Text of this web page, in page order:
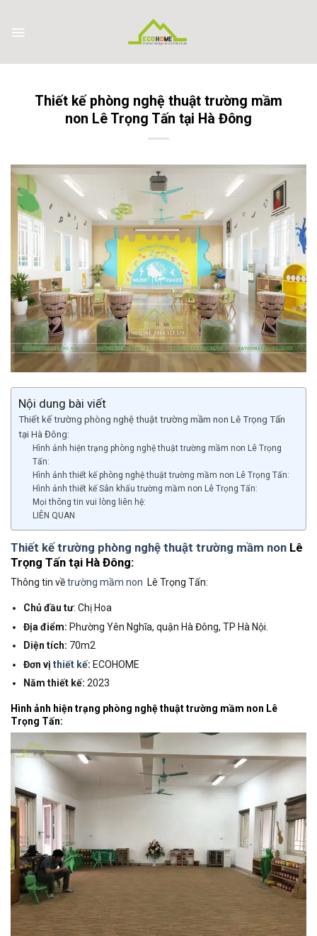
content
Thiết kế phòng nghệ thuật trường mầm
non Lê Trọng Tấn tại Hà Đông
Nội dung bài viết
Thiết kế trường phòng nghệ thuật trường mầm non Lê Trọng Tấn
tại Hà Đông:
Hình ảnh hiện trạng phòng nghệ thuật trường mầm non Lê Trọng
Tấn:
Hình ảnh thiết kế phòng nghệ thuật trường mầm non Lê Trọng Tấn:
Hình ảnh thiết kế Sân khấu trường mầm non Lê Trọng Tấn:
Mọi thông tin vui lòng liên hệ:
LIÊN QUAN
Thiết kế trường phòng nghệ thuật trường mầm non Lê
Trọng Tấn tại Hà Đông:
Thông tin vềtrường mầm non Lê Trọng Tấn:
Chủ đầu tư: Chị Hoa
Địa điểm: Phường Yên Nghĩa, quận Hà Đông, TP Hà Nội.
Diện tích: 70m2
Đơn vịthiết kế: ECOHOME
Năm thiết kế: 2023
Hình ảnh hiện trạng phòng nghệ thuật trường mầm non Lê
Trọng Tấn: